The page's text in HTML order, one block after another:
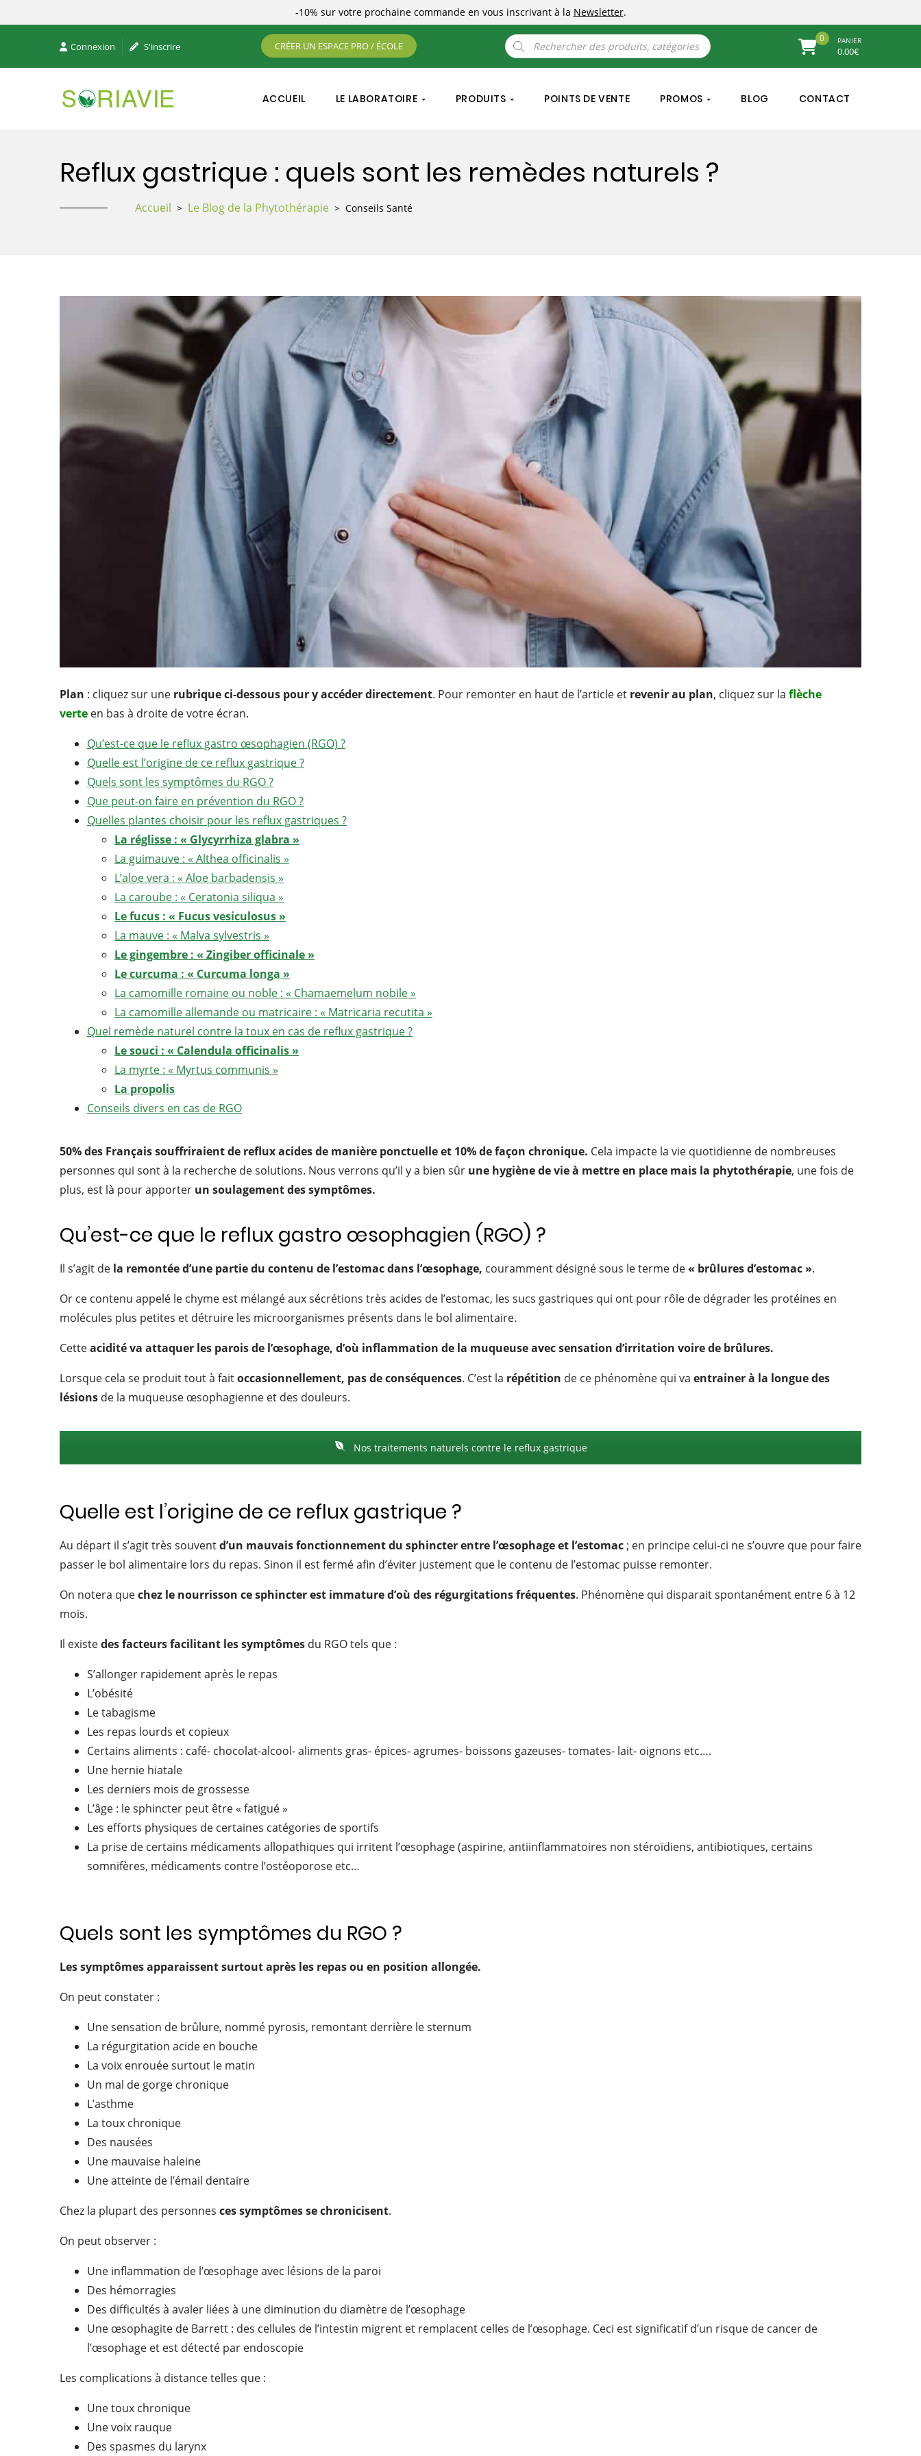
-10% sur votre prochaine commande en vous inscrivant à la Newsletter.
Connexion S'inscrire CRÉER UN ESPACE PRO / ÉCOLE
Recherche
de
produits
0 PANIER
0.00€
ACCUEIL LE LABORATOIRE PRODUITS POINTS DE VENTE PROMOS BLOG CONTACT
Accueil > Le Blog de la Phytothérapie > Conseils Santé
Reflux gastrique : quels sont les remèdes naturels ?
Plan : cliquez sur une rubrique ci-dessous pour y accéder directement. Pour remonter en haut de l’article et revenir au plan, cliquez sur la flèche
verte en bas à droite de votre écran.
Qu’est-ce que le reflux gastro œsophagien (RGO) ?
Quelle est l’origine de ce reflux gastrique ?
Quels sont les symptômes du RGO ?
Que peut-on faire en prévention du RGO ?
Quelles plantes choisir pour les reflux gastriques ?
La réglisse : « Glycyrrhiza glabra »
La guimauve : « Althea officinalis »
L’aloe vera : « Aloe barbadensis »
La caroube : « Ceratonia siliqua »
Le fucus : « Fucus vesiculosus »
La mauve : « Malva sylvestris »
Le gingembre : « Zingiber officinale »
Le curcuma : « Curcuma longa »
La camomille romaine ou noble : « Chamaemelum nobile »
La camomille allemande ou matricaire : « Matricaria recutita »
Quel remède naturel contre la toux en cas de reflux gastrique ?
Le souci : « Calendula officinalis »
La myrte : « Myrtus communis »
La propolis
Conseils divers en cas de RGO
50% des Français souffriraient de reflux acides de manière ponctuelle et 10% de façon chronique. Cela impacte la vie quotidienne de nombreuses
personnes qui sont à la recherche de solutions. Nous verrons qu’il y a bien sûr une hygiène de vie à mettre en place mais la phytothérapie, une fois de
plus, est là pour apporter un soulagement des symptômes.
Qu’est-ce que le reflux gastro œsophagien (RGO) ?
Il s’agit de la remontée d’une partie du contenu de l’estomac dans l’œsophage, couramment désigné sous le terme de« brûlures d’estomac ».
Or ce contenu appelé le chyme est mélangé aux sécrétions très acides de l’estomac, les sucs gastriques qui ont pour rôle de dégrader les protéines en
molécules plus petites et détruire les microorganismes présents dans le bol alimentaire.
Cetteacidité va attaquer les parois de l’œsophage, d’où inflammation de la muqueuse avec sensation d’irritation voire de brûlures.
Lorsque cela se produit tout à faitoccasionnellement, pas de conséquences. C’est la répétition de ce phénomène qui va entrainer à la longue des
lésions de la muqueuse œsophagienne et des douleurs.
Nos traitements naturels contre le reflux gastrique
Quelle est l’origine de ce reflux gastrique ?
Au départ il s’agit très souventd’un mauvais fonctionnement du sphincter entre l’œsophage et l’estomac ; en principe celui-ci ne s’ouvre que pour faire
passer le bol alimentaire lors du repas. Sinon il est fermé afin d’éviter justement que le contenu de l’estomac puisse remonter.
On notera quechez le nourrisson ce sphincter est immature d’où des régurgitations fréquentes. Phénomène qui disparait spontanément entre 6 à 12
mois.
Il existedes facteurs facilitant les symptômes du RGO tels que :
S’allonger rapidement après le repas
L’obésité
Le tabagisme
Les repas lourds et copieux
Certains aliments : café- chocolat-alcool- aliments gras- épices- agrumes- boissons gazeuses- tomates- lait- oignons etc….
Une hernie hiatale
Les derniers mois de grossesse
L’âge : le sphincter peut être « fatigué »
Les efforts physiques de certaines catégories de sportifs
La prise de certains médicaments allopathiques qui irritent l’œsophage (aspirine, antiinflammatoires non stéroïdiens, antibiotiques, certains
somnifères, médicaments contre l’ostéoporose etc…
Quels sont les symptômes du RGO ?
Les symptômes apparaissent surtout après les repas ou en position allongée.
On peut constater :
Une sensation de brûlure, nommé pyrosis, remontant derrière le sternum
La régurgitation acide en bouche
La voix enrouée surtout le matin
Un mal de gorge chronique
L’asthme
La toux chronique
Des nausées
Une mauvaise haleine
Une atteinte de l’émail dentaire
Chez la plupart des personnes ces symptômes se chronicisent.
On peut observer :
Une inflammation de l’œsophage avec lésions de la paroi
Des hémorragies
Des difficultés à avaler liées à une diminution du diamètre de l’œsophage
Une œsophagite de Barrett : des cellules de l’intestin migrent et remplacent celles de l’œsophage. Ceci est significatif d’un risque de cancer de
l’œsophage et est détecté par endoscopie
Les complications à distance telles que :
Une toux chronique
Une voix rauque
Des spasmes du larynx